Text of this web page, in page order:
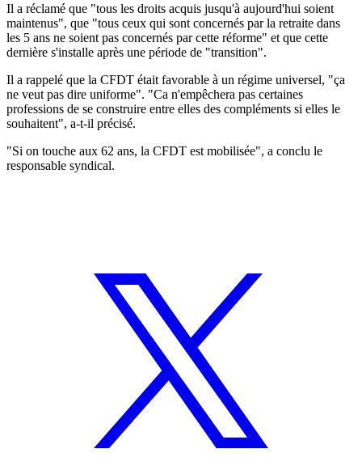
Il a réclamé que "tous les droits acquis jusqu'à aujourd'hui soient
maintenus", que "tous ceux qui sont concernés par la retraite dans
les 5 ans ne soient pas concernés par cette réforme" et que cette
dernière s'installe après une période de "transition".
Il a rappelé que la CFDT était favorable à un régime universel, "ça
ne veut pas dire uniforme". "Ca n'empêchera pas certaines
professions de se construire entre elles des compléments si elles le
souhaitent", a-t-il précisé.
"Si on touche aux 62 ans, la CFDT est mobilisée", a conclu le
responsable syndical.